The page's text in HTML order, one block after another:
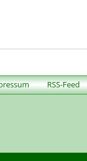
RSS-Feed